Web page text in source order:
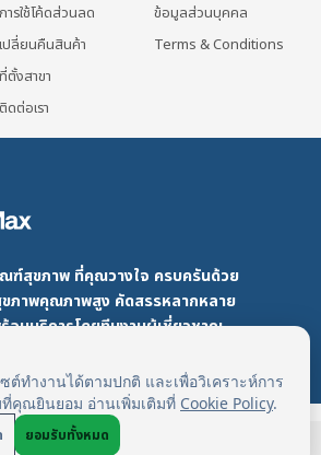
ซต์ทำงานได้ตามปกติ และเพื่อวิเคราะห์การ
คุณยินยอม อ่านเพิ่มเติมที่ Cookie Policy.
ยอมรับทั้งหมด
การใช้โค้ดส่วนลด
เปลี่ยนคืนสินค้า
ที่ตั้งสาขา
ติดต่อเรา
ข้อมูลส่วนบุคคล
Terms & Conditions
ฑ์สุขภาพ ที่คุณวางใจ ครบครันด้วย
ภาพคุณภาพสูง คัดสรรหลากหลาย
อมบริการโดยทีมงานผู้เชี่ยวชาญ
โดยเภสัชกร ดูแลคุณด้วยใจ...
Rights Reserved. Design